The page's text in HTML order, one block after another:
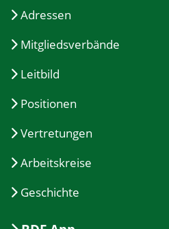
Adressen
Mitgliedsverbände
Leitbild
Positionen
Vertretungen
Arbeitskreise
Geschichte